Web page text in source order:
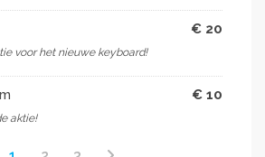
€ 20
voor het nieuwe keyboard!
€ 10
aktie!